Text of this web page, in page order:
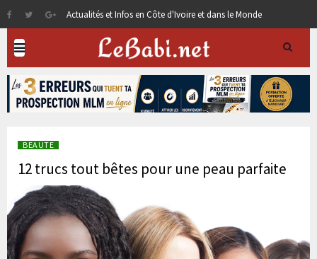
Actualités et Infos en Côte d'Ivoire et dans le Monde
BEAUTE
12 trucs tout bêtes pour une peau parfaite